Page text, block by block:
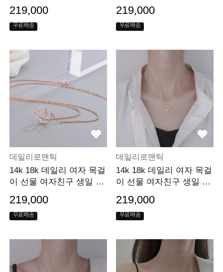
219,000
무료배송
219,000
무료배송
데일리로맨틱
14k 18k 데일리 여자 목걸
이 선물 여자친구 생일 선
219,000
무료배송
데일리로맨틱
14k 18k 데일리 여자 목걸
이 선물 여자친구 생일 선
219,000
무료배송